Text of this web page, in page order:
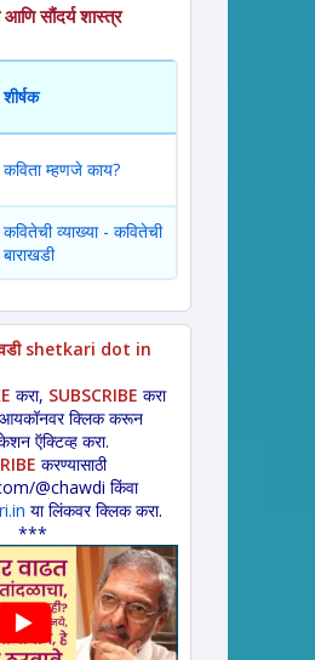
असल्यास कृपया साईटचा पत्ता इतरांना
* ललीत लेख * कथा *
आणि सौंदर्य शास्त्र
शीर्षक
कविता म्हणजे काय?
कवितेची व्याख्या - कवितेची
बाराखडी
shetkari dot in
करा, SUBSCRIBE करा
क्लिक करून
ऍक्टिव्ह करा.
करण्यासाठी
@chawdi किंवा
या लिंकवर क्लिक करा.
***